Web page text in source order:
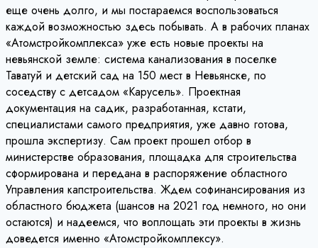
еще очень долго, и мы постараемся воспользоваться
каждой возможностью здесь побывать. А в рабочих планах
«Атомстройкомплекса» уже есть новые проекты на
невьянской земле: система канализования в поселке
Таватуй и детский сад на 150 мест в Невьянске, по
соседству с детсадом «Карусель». Проектная
документация на садик, разработанная, кстати,
специалистами самого предприятия, уже давно готова,
прошла экспертизу. Сам проект прошел отбор в
министерстве образования, площадка для строительства
сформирована и передана в распоряжение областного
Управления капстроительства. Ждем софинансирования из
областного бюджета (шансов на 2021 год немного, но они
остаются) и надеемся, что воплощать эти проекты в жизнь
доведется именно «Атомстройкомплексу».